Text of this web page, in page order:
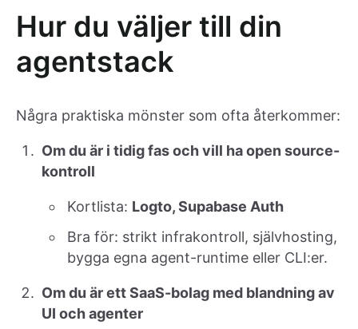
Hur du väljer till din
agentstack
Några praktiska mönster som ofta återkommer:
Om du är i tidig fas och vill ha open source-
kontroll
Kortlista: Logto, Supabase Auth
Bra för: strikt infrakontroll, självhosting,
bygga egna agent-runtime eller CLI:er.
Om du är ett SaaS-bolag med blandning av
UI och agenter